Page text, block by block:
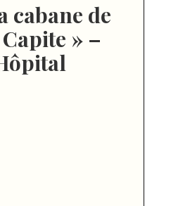
cabane de
» –